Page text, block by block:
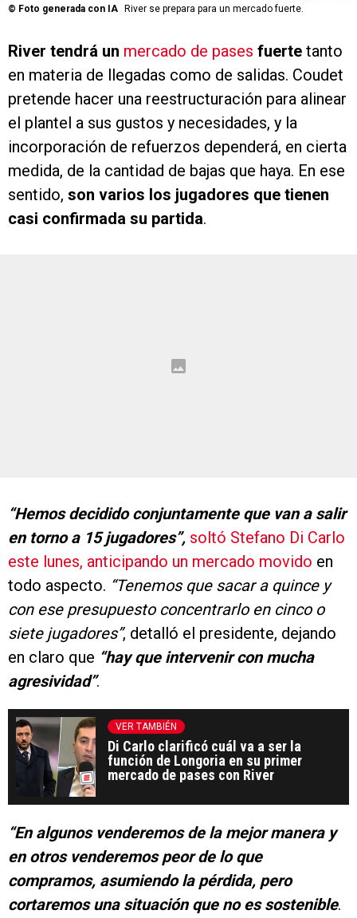
© Foto generada con IA River se prepara para un mercado fuerte.
River tendrá un mercado de pases fuerte tanto
en materia de llegadas como de salidas. Coudet
pretende hacer una reestructuración para alinear
el plantel a sus gustos y necesidades, y la
incorporación de refuerzos dependerá, en cierta
medida, de la cantidad de bajas que haya. En ese
sentido, son varios los jugadores que tienen
casi confirmada su partida.
“Hemos decidido conjuntamente que van a salir
en torno a 15 jugadores”, soltó Stefano Di Carlo
este lunes, anticipando un mercado movido en
todo aspecto. “Tenemos que sacar a quince y
con ese presupuesto concentrarlo en cinco o
siete jugadores”, detalló el presidente, dejando
en claro que “hay que intervenir con mucha
agresividad”.
VER TAMBIÉN
Di Carlo clarificó cuál va a ser la
función de Longoria en su primer
mercado de pases con River
“En algunos venderemos de la mejor manera y
en otros venderemos peor de lo que
compramos, asumiendo la pérdida, pero
cortaremos una situación que no es sostenible.